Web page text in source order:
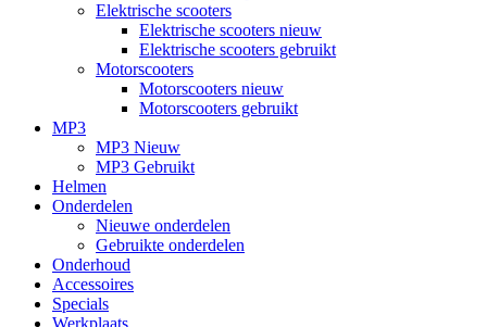
Elektrische scooters
Elektrische scooters nieuw
Elektrische scooters gebruikt
Motorscooters
Motorscooters nieuw
Motorscooters gebruikt
MP3
MP3 Nieuw
MP3 Gebruikt
Helmen
Onderdelen
Nieuwe onderdelen
Gebruikte onderdelen
Onderhoud
Accessoires
Specials
Werkplaats